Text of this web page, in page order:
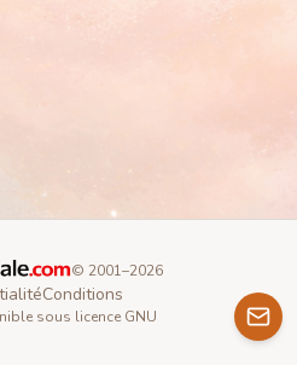
© 2001–2026
Conditions
sous licence GNU